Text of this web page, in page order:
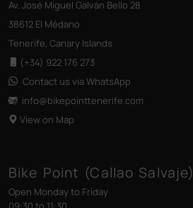
Av. José Miguel Galván Bello 28
38612 El Médano
Tenerife, Canary Islands
(+34) 922 176 273
Contact us via WhatsApp
info@bikepointtenerife.com
View on Map
Bike Point (Callao Salvaje)
Open Monday to Friday